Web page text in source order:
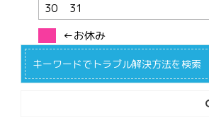
30
31
←お休み
キーワードでトラブル解決方法を検索